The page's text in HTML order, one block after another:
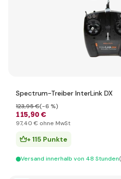
Spectrum-Treiber InterLink DX
115,90 €
123,95 €(-6 %)
97,40 € ohne MwSt
+ 115 Punkte
Versand innerhalb von 48 Stunden